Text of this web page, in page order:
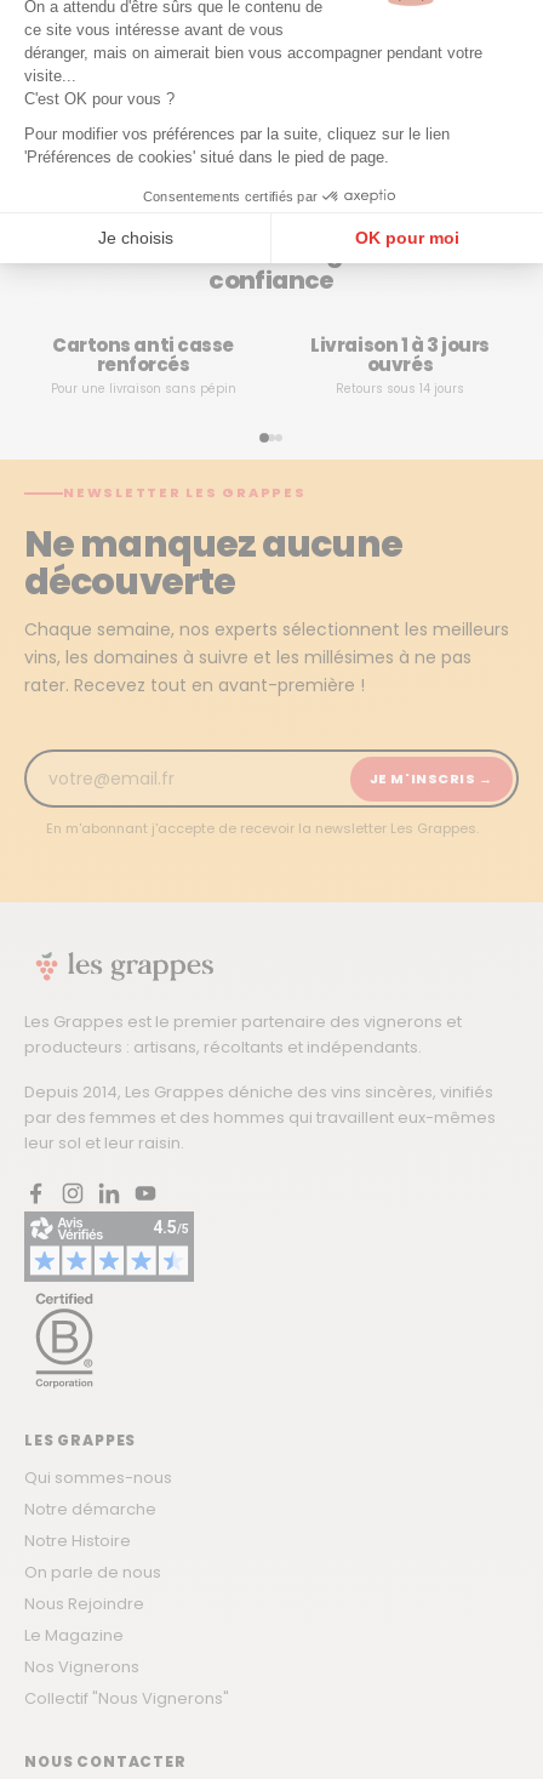
On a attendu d'être sûrs que le contenu de
ce site vous intéresse avant de vous
déranger, mais on aimerait bien vous accompagner pendant votre
visite...
C'est OK pour vous ?
Pour modifier vos préférences par la suite, cliquez sur le lien
'Préférences de cookies' situé dans le pied de page.
Consentements certifiés par
Je choisis OK pour moi
Plateforme de Gestion du Consentement : Personnalisez vos Options
expression directe du terroir de Cérons, orientée vers le
plaisir immédiat et le partage, tout en reposant sur des
choix viticoles sérieux et cohérents. Une adresse discrète
mais singulière, qui assume une approche décomplexée
du vin sans renoncer à la qualité ni au respect de son
environnement.
Acheter votre vin en ligne en toute
confiance
Cartons anti casse
renforcés
Pour une livraison sans pépin
Livraison 1 à 3 jours
ouvrés
Retours sous 14 jours
NEWSLETTER LES GRAPPES
Ne manquez aucune
découverte
Chaque semaine, nos experts sélectionnent les meilleurs
vins, les domaines à suivre et les millésimes à ne pas
rater. Recevez tout en avant-première !
JE M'INSCRIS →
En m'abonnant j'accepte de recevoir la newsletter Les Grappes.
Les Grappes est le premier partenaire des vignerons et
producteurs : artisans, récoltants et indépendants.
Depuis 2014, Les Grappes déniche des vins sincères, vinifiés
par des femmes et des hommes qui travaillent eux-mêmes
leur sol et leur raisin.
FacebookInstagram
LinkedInYouTube
LES GRAPPES
Qui sommes-nous
Notre démarche
Notre Histoire
On parle de nous
Nous Rejoindre
Le Magazine
Nos Vignerons
Collectif "Nous Vignerons"
NOUS CONTACTER